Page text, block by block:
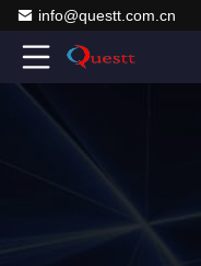
info@questt.com.cn